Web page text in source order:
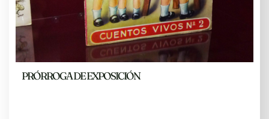
PRÓRROGA DE EXPOSICIÓN